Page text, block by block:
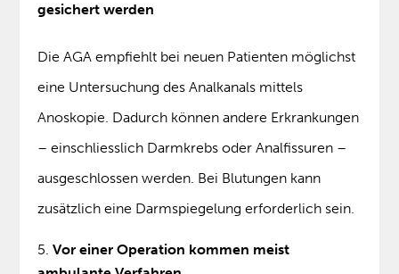
gesichert werden
Die AGA empfiehlt bei neuen Patienten möglichst
eine Untersuchung des Analkanals mittels
Anoskopie. Dadurch können andere Erkrankungen
– einschliesslich Darmkrebs oder Analfissuren –
ausgeschlossen werden. Bei Blutungen kann
zusätzlich eine Darmspiegelung erforderlich sein.
Vor einer Operation kommen meist